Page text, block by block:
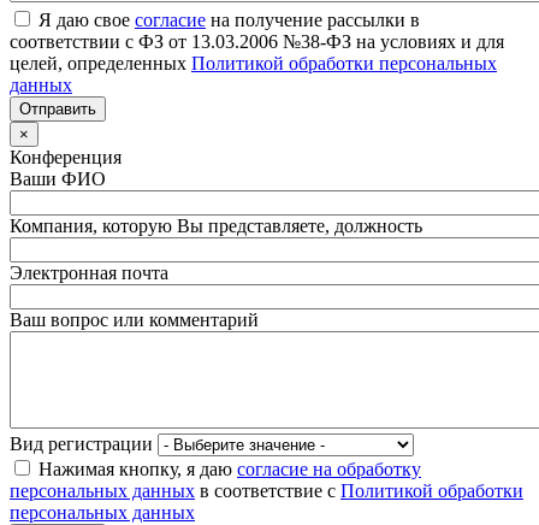
Я даю свое согласие на получение рассылки в
соответствии с ФЗ от 13.03.2006 №38-ФЗ на условиях и для
целей, определенных Политикой обработки персональных
данных
×
Конференция
Ваши ФИО
Компания, которую Вы представляете, должность
Электронная почта
Ваш вопрос или комментарий
Вид регистрации
Нажимая кнопку, я даю согласие на обработку
персональных данных в соответствие с Политикой обработки
персональных данных